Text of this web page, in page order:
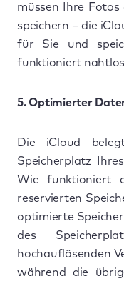
müssen Ihre
speichern – die
für Sie und
funktioniert
5. Optimierter
Die iCloud
Speicherplatz
Wie funktioniert
reservierten
optimierte
des
hochauflösenden
während die